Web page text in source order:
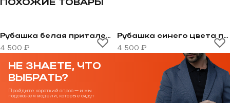
ПОХОЖИЕ ТОВАРЫ
Перейти к товару Рубашка белая приталенная 100%
Рубашка белая приталенная 100% cotton
4 500 ₽
Перейти к товару
Рубашка синего цвета приталенная, стрейчевая
4 500 ₽
НЕ ЗНАЕТЕ, ЧТО
ВЫБРАТЬ?
Пройдите короткий опрос — и мы
подскажем модели, которые сядут